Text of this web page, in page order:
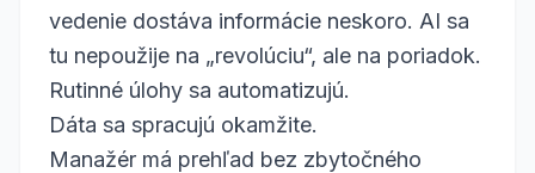
vedenie dostáva informácie neskoro. AI sa
tu nepoužije na „revolúciu“, ale na poriadok.
Rutinné úlohy sa automatizujú.
Dáta sa spracujú okamžite.
Manažér má prehľad bez zbytočného